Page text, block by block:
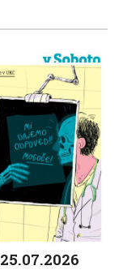
25.07.2026